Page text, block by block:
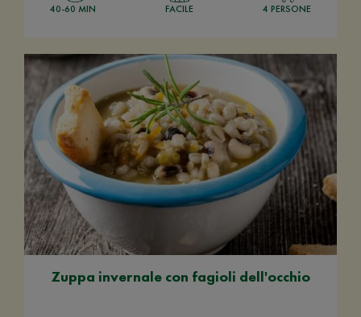
40-60 MIN FACILE 4 PERSONE
Zuppa invernale con fagioli dell'occhio